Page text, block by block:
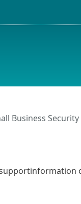
Business Security